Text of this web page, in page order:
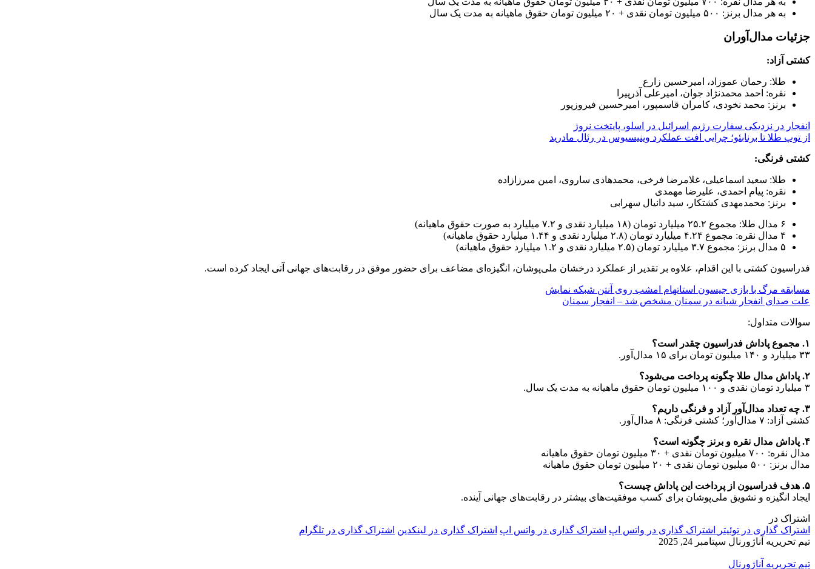
به هر مدال برنز: ۵۰۰ میلیون تومان نقدی + ۲۰ میلیون تومان حقوق ماهیانه به مدت یک سال
جزئیات مدال‌آوران
کشتی آزاد:
طلا: رحمان عموزاد، امیرحسین زارع
نقره: احمد محمدنژاد جوان، امیرعلی آذرپیرا
برنز: محمد نخودی، کامران قاسمپور، امیرحسین فیروزپور
انفجار در نزدیکی سفارت رژیم اسرائیل در اسلو، پایتخت نروژ
از توپ طلا تا برنابئو؛ چرایی افت عملکرد وینیسیوس در رئال مادرید
کشتی فرنگی:
طلا: سعید اسماعیلی، غلامرضا فرخی، محمدهادی ساروی، امین میرزازاده
نقره: پیام احمدی، علیرضا مهمدی
برنز: محمدمهدی کشتکار، سید دانیال سهرابی
۶ مدال طلا: مجموع ۲۵.۲ میلیارد تومان (۱۸ میلیارد نقدی و ۷.۲ میلیارد به صورت حقوق ماهیانه)
۴ مدال نقره: مجموع ۴.۲۴ میلیارد تومان (۲.۸ میلیارد نقدی و ۱.۴۴ میلیارد حقوق ماهیانه)
۵ مدال برنز: مجموع ۳.۷ میلیارد تومان (۲.۵ میلیارد نقدی و ۱.۲ میلیارد حقوق ماهیانه)
فدراسیون کشتی با این اقدام، علاوه بر تقدیر از عملکرد درخشان ملی‌پوشان، انگیزه‌ای مضاعف برای حضور موفق در رقابت‌های جهانی آتی ایجاد کرده است.
مسابقه مرگ با بازی جیسون استاتهام امشب روی آنتن شبکه نمایش
علت صدای انفجار شبانه در سمنان مشخص شد – انفجار سمنان
سوالات متداول:
۱. مجموع پاداش فدراسیون چقدر است؟
۳۳ میلیارد و ۱۴۰ میلیون تومان برای ۱۵ مدال‌آور.
۲. پاداش مدال طلا چگونه پرداخت می‌شود؟
۳ میلیارد تومان نقدی و ۱۰۰ میلیون تومان حقوق ماهیانه به مدت یک سال.
۳. چه تعداد مدال‌آور آزاد و فرنگی داریم؟
کشتی آزاد: ۷ مدال‌آور؛ کشتی فرنگی: ۸ مدال‌آور.
۴. پاداش مدال نقره و برنز چگونه است؟
مدال نقره: ۷۰۰ میلیون تومان نقدی + ۳۰ میلیون تومان حقوق ماهیانه
مدال برنز: ۵۰۰ میلیون تومان نقدی + ۲۰ میلیون تومان حقوق ماهیانه
۵. هدف فدراسیون از پرداخت این پاداش چیست؟
ایجاد انگیزه و تشویق ملی‌پوشان برای کسب موفقیت‌های بیشتر در رقابت‌های جهانی آینده.
اشتراک در
اشتراک گذاری در توئیتر
اشتراک گذاری در واتس اپ اشتراک گذاری در واتس اپ اشتراک گذاری در لینکدین اشتراک گذاری در تلگرام
تیم تحریریه آناژورنال سپتامبر 24, 2025
تیم تحریریه آناژورنال